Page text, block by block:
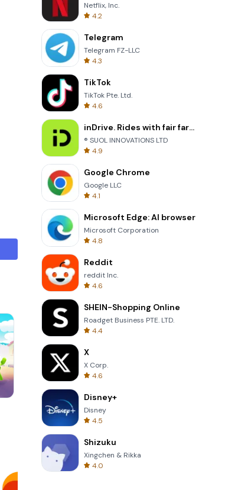
Garden Bloom
Netflix, Inc.
4.2
Telegram
Telegram FZ-LLC
4.3
TikTok
TikTok Pte. Ltd.
4.6
inDrive. Rides with fair fares
® SUOL INNOVATIONS LTD
4.9
Google Chrome
Google LLC
4.1
Microsoft Edge: AI browser
Microsoft Corporation
4.8
Reddit
reddit Inc.
4.6
SHEIN-Shopping Online
Roadget Business PTE. LTD.
4.4
X
X Corp.
4.6
Disney+
Disney
4.5
Shizuku
Xingchen & Rikka
4.0